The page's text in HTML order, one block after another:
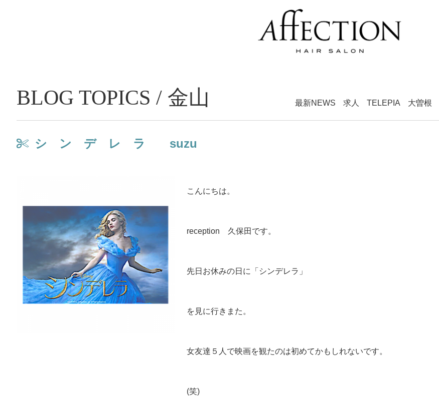
最新NEWS 求人 TELEPIA 大曽根
BLOG TOPICS / 金山
シ ン デ レ ラ suzu
こんにちは。
reception 久保田です。
先日お休みの日に「シンデレラ」
を見に行きまた。
女友達５人で映画を観たのは初めてかもしれないです。
(笑)